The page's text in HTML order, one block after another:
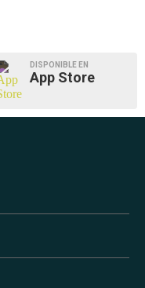
DISPONIBLE EN
App Store